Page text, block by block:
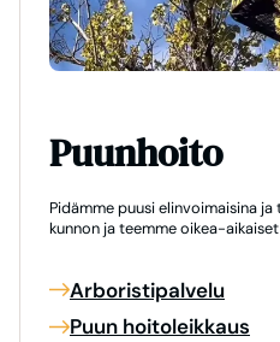
Puunhoito
Pidämme puusi elinvoimaisina
kunnon ja teemme oikea-
Arboristipalvelu
Puun hoitoleikkaus